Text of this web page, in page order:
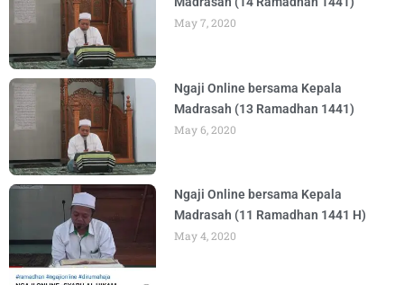
May 7, 2020
Ngaji Online bersama Kepala
Madrasah (13 Ramadhan 1441)
May 6, 2020
Ngaji Online bersama Kepala
Madrasah (11 Ramadhan 1441 H)
May 4, 2020